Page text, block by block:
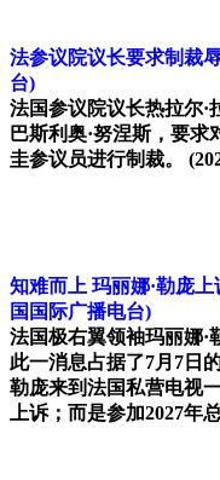
法参议院议长要求制裁
台)
法国参议院议长热拉尔·
巴斯利奥·努涅斯，要
圭参议员进行制裁。
知难而上 玛丽娜·勒庞
国国际广播电台)
法国极右翼领袖玛丽娜·
此一消息占据了7月7日
勒庞来到法国私营电视
上诉；而是参加2027年